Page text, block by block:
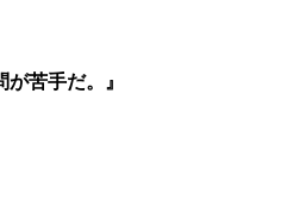
苦手だ。』